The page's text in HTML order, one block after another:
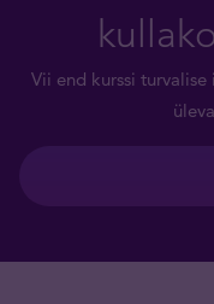
Vii end kurssi